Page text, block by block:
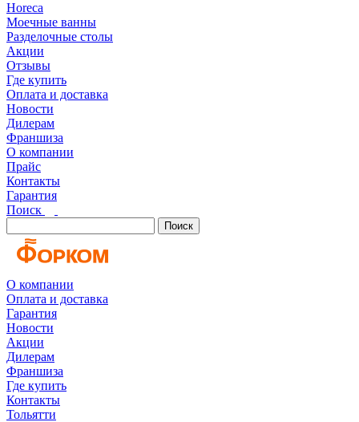
Horeca
Моечные ванны
Разделочные столы
Акции
Отзывы
Где купить
Оплата и доставка
Новости
Дилерам
Франшиза
О компании
Прайс
Контакты
Гарантия
Поиск
Поиск
О компании
Оплата и доставка
Гарантия
Новости
Акции
Дилерам
Франшиза
Где купить
Контакты
Тольятти